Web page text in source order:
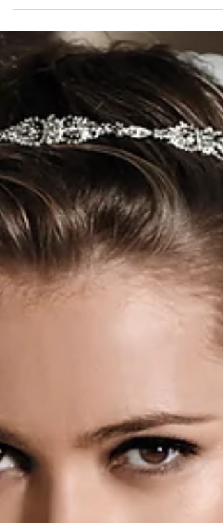
Espiadinha na nova
de vestidos de noiva
A nova coleção já está a caminho da La
Fiancée e não estamos aguentando de
ansiedade. Por isso, separamos algumas
para vocês darem...